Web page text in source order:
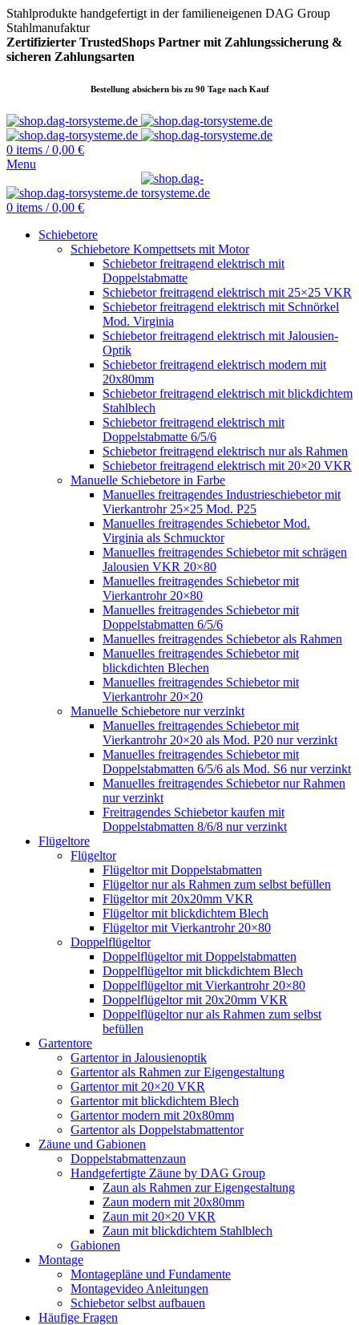
Stahlprodukte handgefertigt in der familieneigenen DAG Group
Stahlmanufaktur
Zertifizierter TrustedShops Partner mit Zahlungssicherung &
sicheren Zahlungsarten
Bestellung absichern bis zu 90 Tage nach Kauf
0 items / 0,00 €
Menu
0 items / 0,00 €
Schiebetore
Schiebetore Kompettsets mit Motor
Schiebetor freitragend elektrisch mit
Doppelstabmatte
Schiebetor freitragend elektrisch mit 25×25 VKR
Schiebetor freitragend elektrisch mit Schnörkel
Mod. Virginia
Schiebetor freitragend elektrisch mit Jalousien-
Optik
Schiebetor freitragend elektrisch modern mit
20x80mm
Schiebetor freitragend elektrisch mit blickdichtem
Stahlblech
Schiebetor freitragend elektrisch mit
Doppelstabmatte 6/5/6
Schiebetor freitragend elektrisch nur als Rahmen
Schiebetor freitragend elektrisch mit 20×20 VKR
Manuelle Schiebetore in Farbe
Manuelles freitragendes Industrieschiebetor mit
Vierkantrohr 25×25 Mod. P25
Manuelles freitragendes Schiebetor Mod.
Virginia als Schmucktor
Manuelles freitragendes Schiebetor mit schrägen
Jalousien VKR 20×80
Manuelles freitragendes Schiebetor mit
Vierkantrohr 20×80
Manuelles freitragendes Schiebetor mit
Doppelstabmatten 6/5/6
Manuelles freitragendes Schiebetor als Rahmen
Manuelles freitragendes Schiebetor mit
blickdichten Blechen
Manuelles freitragendes Schiebetor mit
Vierkantrohr 20×20
Manuelle Schiebetore nur verzinkt
Manuelles freitragendes Schiebetor mit
Vierkantrohr 20×20 als Mod. P20 nur verzinkt
Manuelles freitragendes Schiebetor mit
Doppelstabmatten 6/5/6 als Mod. S6 nur verzinkt
Manuelles freitragendes Schiebetor nur Rahmen
nur verzinkt
Freitragendes Schiebetor kaufen mit
Doppelstabmatten 8/6/8 nur verzinkt
Flügeltore
Flügeltor
Flügeltor mit Doppelstabmatten
Flügeltor nur als Rahmen zum selbst befüllen
Flügeltor mit 20x20mm VKR
Flügeltor mit blickdichtem Blech
Flügeltor mit Vierkantrohr 20×80
Doppelflügeltor
Doppelflügeltor mit Doppelstabmatten
Doppelflügeltor mit blickdichtem Blech
Doppelflügeltor mit Vierkantrohr 20×80
Doppelflügeltor mit 20x20mm VKR
Doppelflügeltor nur als Rahmen zum selbst
befüllen
Gartentore
Gartentor in Jalousienoptik
Gartentor als Rahmen zur Eigengestaltung
Gartentor mit 20×20 VKR
Gartentor mit blickdichtem Blech
Gartentor modern mit 20x80mm
Gartentor als Doppelstabmattentor
Zäune und Gabionen
Doppelstabmattenzaun
Handgefertigte Zäune by DAG Group
Zaun als Rahmen zur Eigengestaltung
Zaun modern mit 20x80mm
Zaun mit 20×20 VKR
Zaun mit blickdichtem Stahlblech
Gabionen
Montage
Montagepläne und Fundamente
Montagevideo Anleitungen
Schiebetor selbst aufbauen
Häufige Fragen